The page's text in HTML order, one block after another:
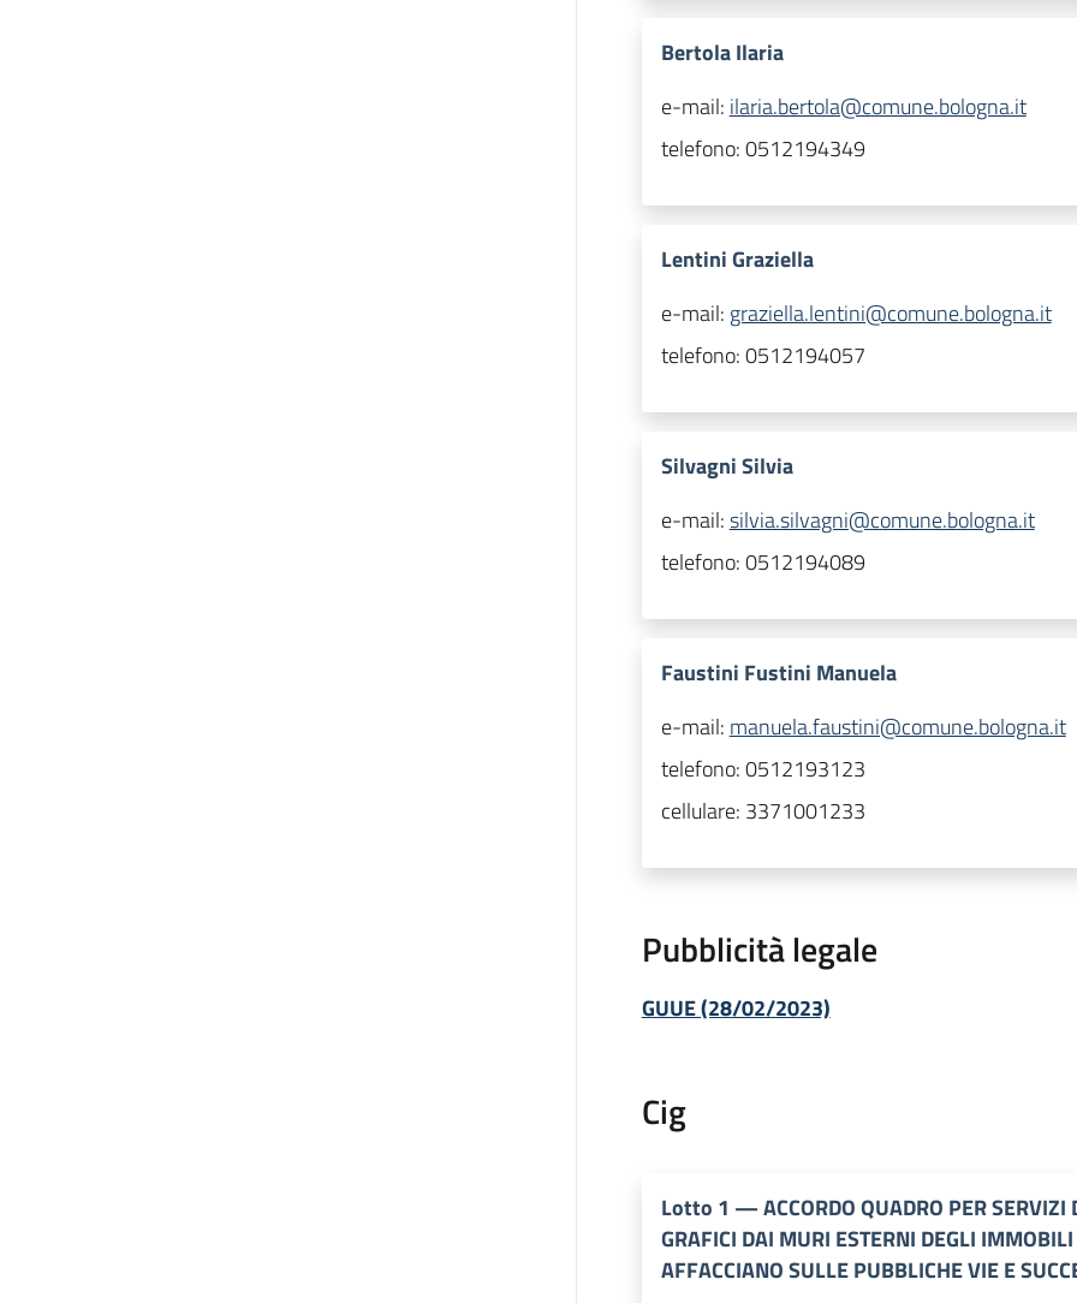
Bertola Ilaria
e-mail: ilaria.bertola@comune.bologna.it
telefono:0512194349
Lentini Graziella
e-mail: graziella.lentini@comune.bologna.it
telefono:0512194057
Silvagni Silvia
e-mail:silvia.silvagni@comune.bologna.it
telefono:0512194089
Faustini Fustini Manuela
e-mail: manuela.faustini@comune.bologna.it
telefono:0512193123
cellulare: 3371001233
Pubblicità legale
GUUE (28/02/2023)
Cig
Lotto 1 —ACCORDO QUADRO PER
GRAFICI DAI MURI ESTERNI DEGLI
AFFACCIANO SULLE PUBBLICHE VIE E